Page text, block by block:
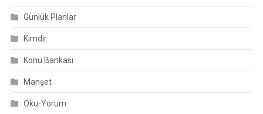
Günlük Planlar
Kimdir
Konu Bankası
Manşet
Oku-Yorum